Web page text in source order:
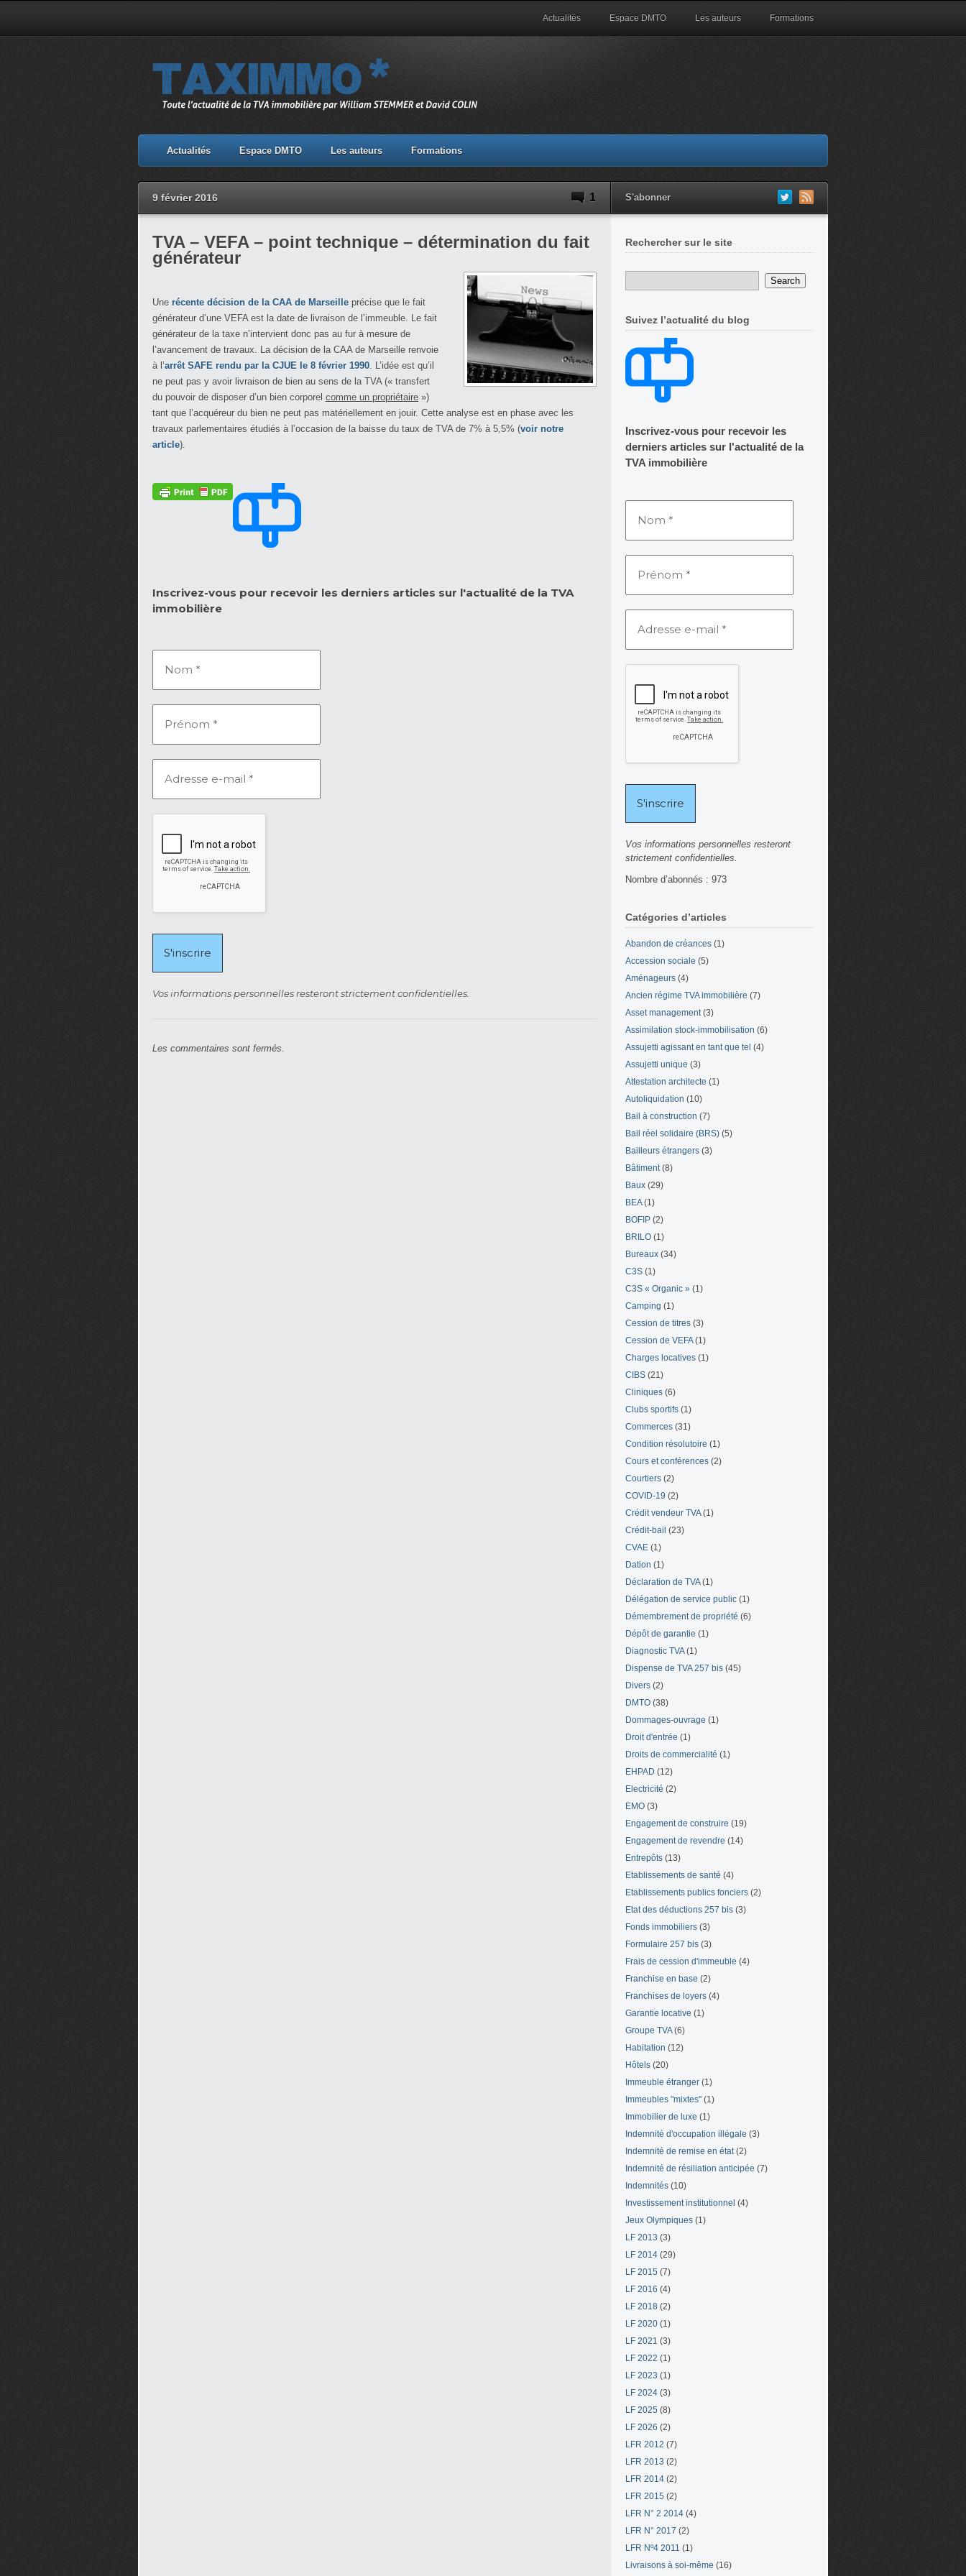
Actualités Espace DMTO Les auteurs Formations
Actualités Espace DMTO Les auteurs Formations
9 février 2016 1 S'abonner
TVA – VEFA – point technique – détermination du fait
générateur
Une récente décision de la CAA de Marseille précise que le fait
générateur d’une VEFA est la date de livraison de l’immeuble. Le fait
générateur de la taxe n’intervient donc pas au fur à mesure de
l’avancement de travaux. La décision de la CAA de Marseille renvoie
à l’arrêt SAFE rendu par la CJUE le 8 février 1990. L’idée est qu’il
ne peut pas y avoir livraison de bien au sens de la TVA (« transfert
du pouvoir de disposer d’un bien corporel comme un propriétaire »)
tant que l’acquéreur du bien ne peut pas matériellement en jouir. Cette analyse est en phase avec les
travaux parlementaires étudiés à l’occasion de la baisse du taux de TVA de 7% à 5,5% (voir notre
article).
Inscrivez-vous pour recevoir les derniers articles sur l'actualité de la TVA
immobilière
Vos informations personnelles resteront strictement confidentielles.
Les commentaires sont fermés.
Rechercher sur le site
Suivez l’actualité du blog
Inscrivez-vous pour recevoir les
derniers articles sur l'actualité de la
TVA immobilière
Vos informations personnelles resteront
strictement confidentielles.
Nombre d’abonnés : 973
Catégories d’articles
Abandon de créances (1)
Accession sociale (5)
Aménageurs (4)
Ancien régime TVA immobilière (7)
Asset management(3)
Assimilation stock-immobilisation (6)
Assujetti agissant en tant que tel (4)
Assujetti unique (3)
Attestation architecte (1)
Autoliquidation (10)
Bail à construction (7)
Bail réel solidaire (BRS) (5)
Bailleurs étrangers (3)
Bâtiment(8)
Baux (29)
BEA(1)
BOFIP (2)
BRILO (1)
Bureaux (34)
C3S (1)
C3S « Organic » (1)
Camping (1)
Cession de titres (3)
Cession de VEFA(1)
Charges locatives (1)
CIBS (21)
Cliniques (6)
Clubs sportifs (1)
Commerces (31)
Condition résolutoire (1)
Cours et conférences (2)
Courtiers (2)
COVID-19 (2)
Crédit vendeur TVA(1)
Crédit-bail (23)
CVAE (1)
Dation (1)
Déclaration de TVA(1)
Délégation de service public (1)
Démembrement de propriété (6)
Dépôt de garantie (1)
Diagnostic TVA(1)
Dispense de TVA 257 bis (45)
Divers (2)
DMTO (38)
Dommages-ouvrage (1)
Droit d'entrée (1)
Droits de commercialité (1)
EHPAD (12)
Electricité (2)
EMO (3)
Engagement de construire (19)
Engagement de revendre (14)
Entrepôts (13)
Etablissements de santé (4)
Etablissements publics fonciers (2)
Etat des déductions 257 bis (3)
Fonds immobiliers (3)
Formulaire 257 bis (3)
Frais de cession d'immeuble (4)
Franchise en base (2)
Franchises de loyers (4)
Garantie locative (1)
Groupe TVA(6)
Habitation (12)
Hôtels (20)
Immeuble étranger (1)
Immeubles "mixtes" (1)
Immobilier de luxe (1)
Indemnité d'occupation illégale (3)
Indemnité de remise en état(2)
Indemnité de résiliation anticipée (7)
Indemnités (10)
Investissement institutionnel (4)
Jeux Olympiques (1)
LF 2013 (3)
LF 2014 (29)
LF 2015 (7)
LF 2016 (4)
LF 2018 (2)
LF 2020 (1)
LF 2021 (3)
LF 2022 (1)
LF 2023 (1)
LF 2024 (3)
LF 2025 (8)
LF 2026 (2)
LFR 2012 (7)
LFR 2013 (2)
LFR 2014 (2)
LFR 2015 (2)
LFR N° 2 2014 (4)
LFR N° 2017 (2)
LFR Nº4 2011 (1)
Livraisons à soi-même (16)